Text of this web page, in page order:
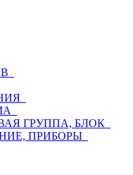
ГРУППА, БЛОК
ПРИБОРЫ